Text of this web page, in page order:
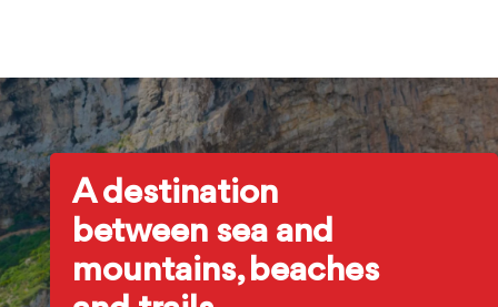
A destination
between sea and
mountains, beaches